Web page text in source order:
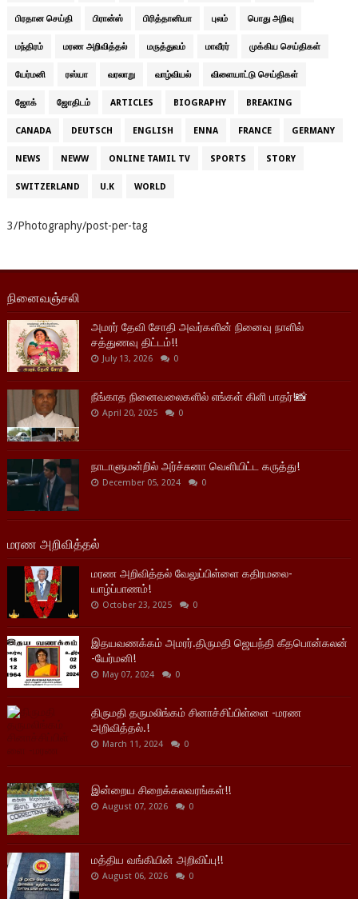
பிரதான செய்தி பிரான்ஸ் பிரித்தானியா புலம் பொது அறிவு
மந்திரம் மரண அறிவித்தல் மருத்துவம் மாவீரர் முக்கிய செய்திகள்
யேர்மனி ரஸ்யா வரலாறு வாழ்வியல் விளையாட்டு செய்திகள்
ஜோக் ஜோதிடம் ARTICLES BIOGRAPHY BREAKING
CANADA DEUTSCH ENGLISH ENNA FRANCE GERMANY
NEWS NEWW ONLINE TAMIL TV SPORTS STORY
SWITZERLAND U.K WORLD
3/Photography/post-per-tag
நினைவஞ்சலி
அமரர் தேவி சோதி அவர்களின் நினைவு நாளில்
சத்துணவு திட்டம்!!
July 13, 2026 0
நீங்காத நினைவலைகளில் எங்கள் கிளி பாதர்!📸
April 20, 2025 0
நாடாளுமன்றில் அர்ச்சுனா வெளியிட்ட கருத்து!
December 05, 2024 0
மரண அறிவித்தல்
மரண அறிவித்தல் வேலுப்பிள்ளை கதிரமலை-
யாழ்ப்பாணம்!
October 23, 2025 0
இதயவணக்கம் அமரர்.திருமதி ஜெயந்தி கீதபொன்கலன்
-யேர்மனி!
May 07, 2024 0
திருமதி தருமலிங்கம் சினாச்சிப்பிள்ளை -மரண
அறிவித்தல்.!
March 11, 2024 0
இன்றைய சிறைக்கலவரங்கள்!!
August 07, 2026 0
மத்திய வங்கியின் அறிவிப்பு!!
August 06, 2026 0